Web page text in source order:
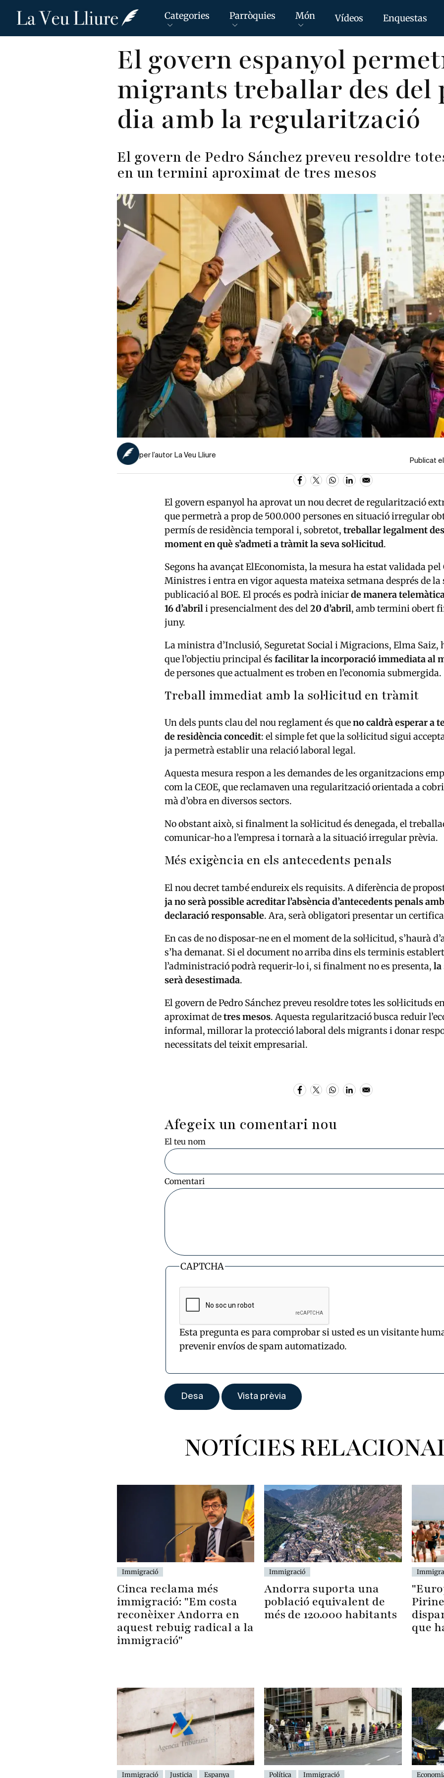
Vés
Categories Parròquies Món Vídeos Enquestas
El govern espanyol
migrants treballar des
dia amb la regularització
El govern de Pedro Sánchez preveu resoldre
en un termini aproximat de tres mesos
per l’autor La Veu Lliure
Publicat
El govern espanyol ha aprovat un nou decret de regularització
que permetrà a prop de 500.000 persones en situació irregular
permís de residència temporal i, sobretot, treballar legalment
moment en què s’admeti a tràmit la seva sol·licitud.
Segons ha avançatElEconomista, la mesura ha estat validada pel
Ministres i entra en vigor aquesta mateixa setmana després de la
publicació al BOE. El procés es podrà iniciarde manera
16 d’abrili presencialment des del20 d’abril, amb termini obert
juny.
La ministra d’Inclusió, Seguretat Social i Migracions, Elma Saiz,
que l’objectiu principal és facilitar la incorporació immediata al
de persones que actualment es troben en l’economia submergida.
Treball immediat amb la sol·licitud en tràmit
Un dels punts clau del nou reglament és queno caldrà esperar a
de residència concedit: el simple fet que la sol·licitud sigui
ja permetrà establir una relació laboral legal.
Aquesta mesura respon a les demandes de les organitzacions
com laCEOE, que reclamaven una regularització orientada a
mà d’obra en diversos sectors.
No obstant això, si finalment la sol·licitud és denegada, el
comunicar-ho a l’empresa i tornarà a la situació irregular prèvia.
Més exigència en els antecedents penals
El nou decret també endureix els requisits. A diferència de
ja no serà possible acreditar l’absència d’antecedents penals
declaració responsable. Ara, serà obligatori presentar un
En cas de no disposar-ne en el moment de la sol·licitud, s’haurà
s’ha demanat. Si el document no arriba dins els terminis
l’administració podrà requerir-lo i, si finalment no es presenta, la
serà desestimada.
El govern de Pedro Sánchez preveu resoldre totes les sol·licituds
aproximat detres mesos. Aquesta regularització busca reduir
informal, millorar la protecció laboral dels migrants i donar
necessitats del teixit empresarial.
Afegeix un comentari nou
El teu nom
Comentari
CAPTCHA
Esta pregunta es para comprobar si usted es un visitante
prevenir envíos de spam automatizado.
NOTÍCIES
Immigració
Cinca reclama més
immigració: "Em costa
reconèixer Andorra en
aquest rebuig radical a la
immigració"
Immigració
Andorra suporta una
població equivalent de
més de 120.000 habitants
que
Immigració Justicia Espanya Política Immigració